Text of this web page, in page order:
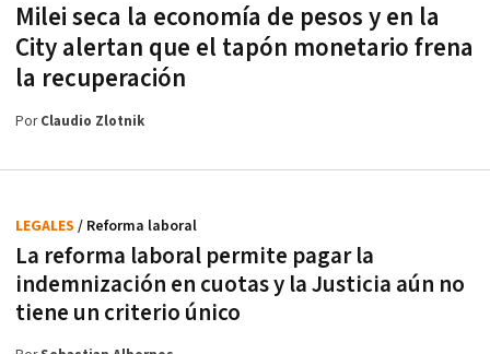
Milei seca la economía de pesos y en la
City alertan que el tapón monetario frena
la recuperación
PorClaudio Zlotnik
La reforma laboral permite pagar la
indemnización en cuotas y la Justicia aún no
tiene un criterio único
LEGALES / Reforma laboral